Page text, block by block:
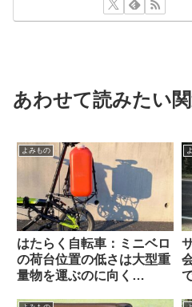
あわせて読みたい
よみもの
はたらく自転車：ミニベロ
の荷台位置の低さは大型重
量物を運ぶのに向く